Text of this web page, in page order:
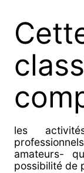
les
amateurs-
possibilité de